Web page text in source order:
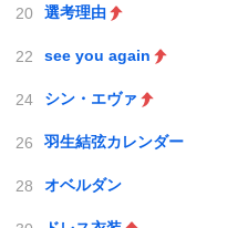
選考理由
see you again
シン・エヴァ
羽生結弦カレンダー
オベルダン